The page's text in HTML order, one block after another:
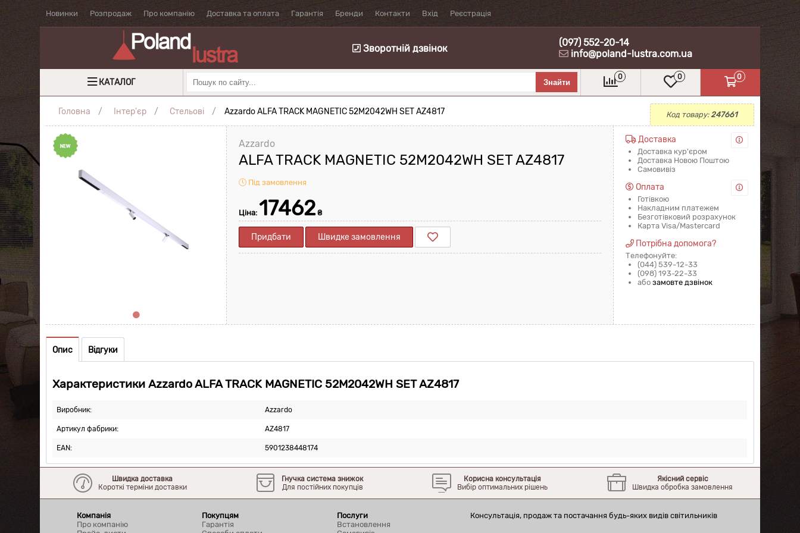
Новинки Розпродаж Про компанію Доставка та оплата Гарантія Бренди Контакти Вхід Реєстрація
Зворотній дзвінок
(097) 552-20-14
info@poland-lustra.com.ua
КАТАЛОГ
0 0 0
Головна Інтер'єр Стельові Azzardo ALFA TRACK MAGNETIC 52M2042WH SET AZ4817 Код товару:247661
Azzardo
ALFA TRACK MAGNETIC 52M2042WH SET AZ4817
Під замовлення
Ціна: 17462 ₴
Придбати Швидке замовлення
Доставка
Доставка кур'єром
Доставка Новою Поштою
Самовивіз
Оплата
Готівкою
Накладним платежем
Безготівковий розрахунок
Карта Visa/Mastercard
Потрібна допомога?
Телефонуйте:
(044) 539-12-33
(098) 193-22-33
абозамовте дзвінок
Опис Відгуки
Характеристики Azzardo ALFA TRACK MAGNETIC 52M2042WH SET AZ4817
Виробник: Azzardo
Артикул фабрики: AZ4817
EAN: 5901238448174
Швидка доставка
Короткі терміни доставки
Гнучка система знижок
Для постійних покупців
Корисна консультація
Вибір оптимальних рішень
Якісний сервіс
Швидка обробка замовлення
Компанія
Про компанію
Покупцям
Гарантія
Послуги
Встановлення
Консультація, продаж та постачання будь-яких видів світильників